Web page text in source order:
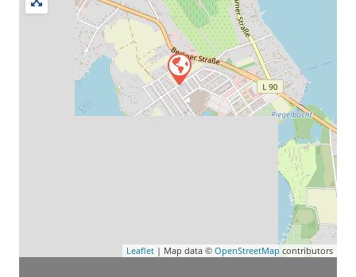
Leaflet | Map data © OpenStreetMap contributors